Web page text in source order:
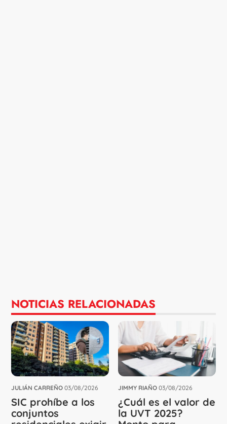
NOTICIAS RELACIONADAS
JULIÁN CARREÑO 03/08/2026
SIC prohíbe a los
conjuntos
JIMMY RIAÑO 03/08/2026
¿Cuál es el valor de
la UVT 2025?